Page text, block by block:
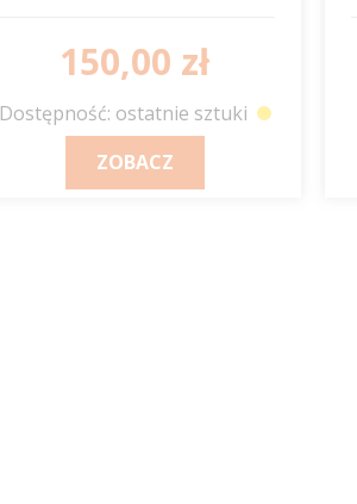
150,00 zł
Dostępność: ostatnie sztuki
ZOBACZ